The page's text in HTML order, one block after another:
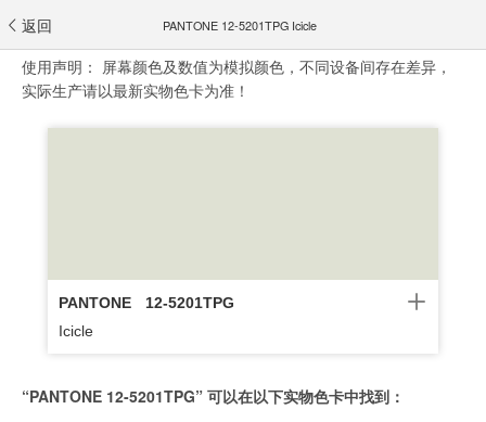
返回 PANTONE 12-5201TPG Icicle
使用声明： 屏幕颜色及数值为模拟颜色，不同设备间存在差异，
实际生产请以最新实物色卡为准！
PANTONE
12-5201TPG
Icicle
“PANTONE 12-5201TPG” 可以在以下实物色卡中找到：